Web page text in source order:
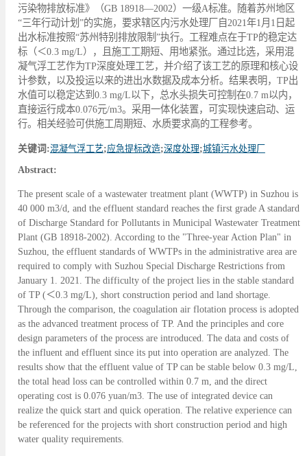
污染物排放标准》（GB 18918—2002）一级A标准。随着苏州地区
“三年行动计划”的实施，要求辖区内污水处理厂自2021年1月1日起
出水标准按照“苏州特别排放限制”执行。工程难点在于TP的稳定达
标（＜0.3 mg/L），且施工工期短、用地紧张。通过比选，采用混
凝气浮工艺作为TP深度处理工艺，并介绍了该工艺的原理和核心设
计参数，以及投运以来的进出水数据及成本分析。结果表明，TP出
水值可以稳定达到0.3 mg/L以下，总水头损失可控制在0.7 m以内，
直接运行成本0.076元/m3。采用一体化装置，可实现快速启动、运
行。相关经验可供施工周期短、水质要求高的工程参考。
关键词:混凝气浮工艺;应急提标改造;深度处理;城镇污水处理厂
Abstract:
The present scale of a wastewater treatment plant (WWTP) in Suzhou is
40 000 m3/d, and the effluent standard reaches the first grade A standard
of Discharge Standard for Pollutants in Municipal Wastewater Treatment
Plant (GB 18918-2002). According to the "Three-year Action Plan" in
Suzhou, the effluent standards of WWTPs in the administrative area are
required to comply with Suzhou Special Discharge Restrictions from
January 1. 2021. The difficulty of the project lies in the stable standard
of TP (＜0.3 mg/L), short construction period and land shortage.
Through the comparison, the coagulation air flotation process is adopted
as the advanced treatment process of TP. And the principles and core
design parameters of the process are introduced. The data and costs of
the influent and effluent since its put into operation are analyzed. The
results show that the effluent value of TP can be stable below 0.3 mg/L,
the total head loss can be controlled within 0.7 m, and the direct
operating cost is 0.076 yuan/m3. The use of integrated device can
realize the quick start and quick operation. The relative experience can
be referenced for the projects with short construction period and high
water quality requirements.